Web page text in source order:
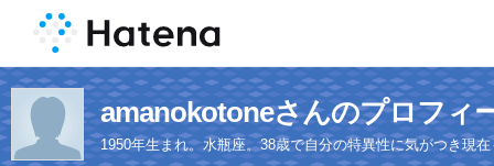
amanokotoneさんのプロフィ
1950年生まれ。水瓶座。38歳で自分の特異性に気がつき現